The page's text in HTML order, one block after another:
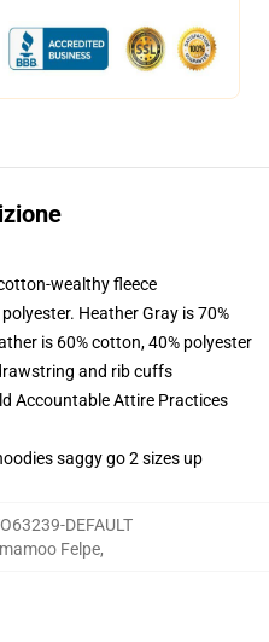
wealthy fleece
Heather Gray is 70%
is 60% cotton, 40% polyester
and rib cuffs
Accountable Attire Practices
saggy go 2 sizes up
DEFAULT
Felpe,